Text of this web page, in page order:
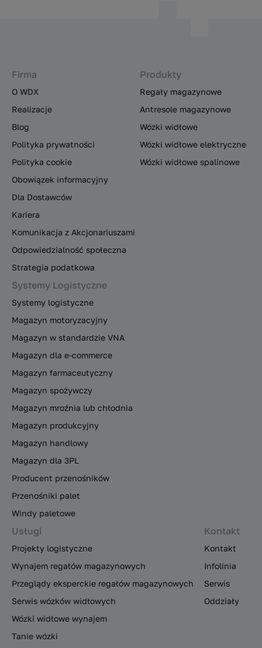
Firma
O WDX
Realizacje
Blog
Polityka prywatności
Polityka cookie
Obowiązek informacyjny
Dla Dostawców
Kariera
Komunikacja z Akcjonariuszami
Odpowiedzialność społeczna
Strategia podatkowa
Produkty
Regały magazynowe
Antresole magazynowe
Wózki widłowe
Wózki widłowe elektryczne
Wózki widłowe spalinowe
Systemy Logistyczne
Systemy logistyczne
Magazyn motoryzacyjny
Magazyn w standardzie VNA
Magazyn dla e-commerce
Magazyn farmaceutyczny
Magazyn spożywczy
Magazyn mroźnia lub chłodnia
Magazyn produkcyjny
Magazyn handlowy
Magazyn dla 3PL
Producent przenośników
Przenośniki palet
Windy paletowe
Usługi
Projekty logistyczne
Wynajem regałów magazynowych
Przeglądy eksperckie regałów magazynowych
Serwis wózków widłowych
Wózki widłowe wynajem
Tanie wózki
Kontakt
Kontakt
Infolinia
Serwis
Oddziały